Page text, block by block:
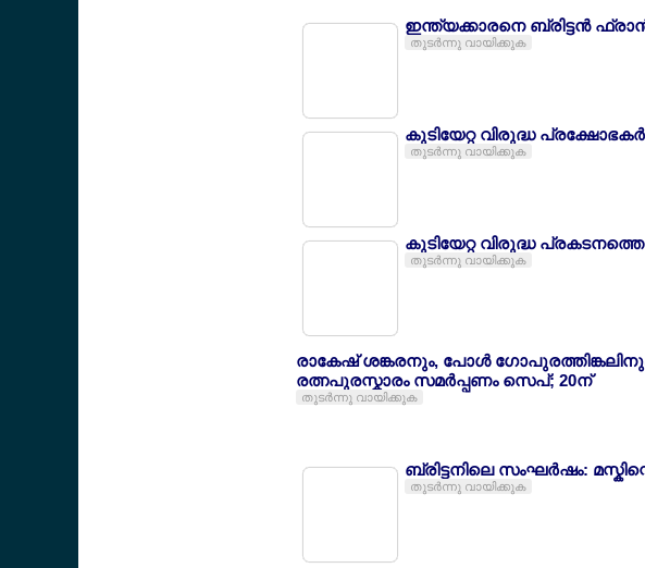
ഇന്ത്യക്കാരനെ ബ്രിട്ടന്‍
തുടര്‍ന്നു വായിക്കുക
കുടിയേറ്റ വിരുദ്ധ
തുടര്‍ന്നു വായിക്കുക
കുടിയേറ്റ വിരുദ്ധ പ്രകടനത്തെ
തുടര്‍ന്നു വായിക്കുക
രാകേഷ് ശങ്കരനും, പോള്‍
രത്നപുരസ്കാരം സമര്‍പ്പണം സെപ്; 20ന്
തുടര്‍ന്നു വായിക്കുക
ബ്രിട്ടനിലെ സംഘര്‍ഷം:
തുടര്‍ന്നു വായിക്കുക